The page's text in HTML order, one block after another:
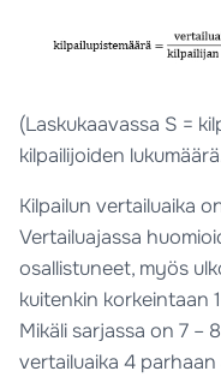
(Laskukaavassa S =
kilpailijoiden
Kilpailun vertailuaika
Vertailuajassa
osallistuneet, myös
kuitenkin korkeintaan
Mikäli sarjassa on 7 –
vertailuaika 4